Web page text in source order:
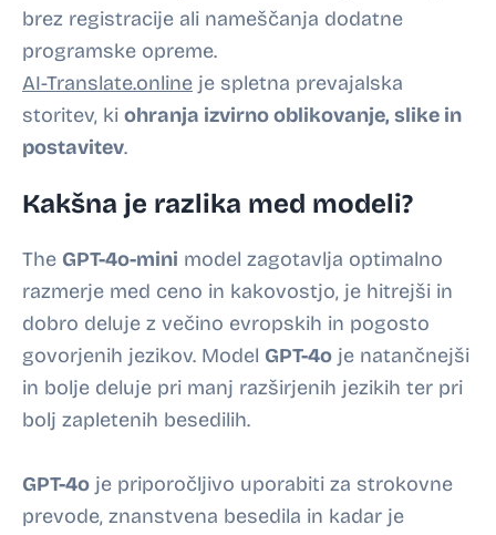
brez registracije ali nameščanja dodatne
programske opreme.
AI-Translate.online je spletna prevajalska
storitev, ki ohranja izvirno oblikovanje, slike in
postavitev.
Kakšna je razlika med modeli?
The GPT-4o-mini model zagotavlja optimalno
razmerje med ceno in kakovostjo, je hitrejši in
dobro deluje z večino evropskih in pogosto
govorjenih jezikov. Model GPT-4o je natančnejši
in bolje deluje pri manj razširjenih jezikih ter pri
bolj zapletenih besedilih.
GPT-4o je priporočljivo uporabiti za strokovne
prevode, znanstvena besedila in kadar je